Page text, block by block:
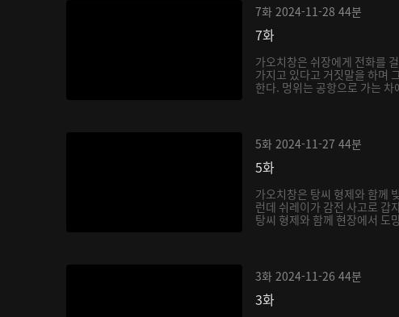
7화 2024-11-28 44분
7화
가오치창은 쉬장에게 전화를
가지고 있다고 거짓말을 하며
한다. 멍위는 공항으로 가는
5화 2024-11-27 44분
5화
가오치창은 탕씨 형제와 함께
런데 쉬레이가 감전 사고로 갑
탕씨 형제와 함께 현장에서 도
3화 2024-11-26 44분
3화